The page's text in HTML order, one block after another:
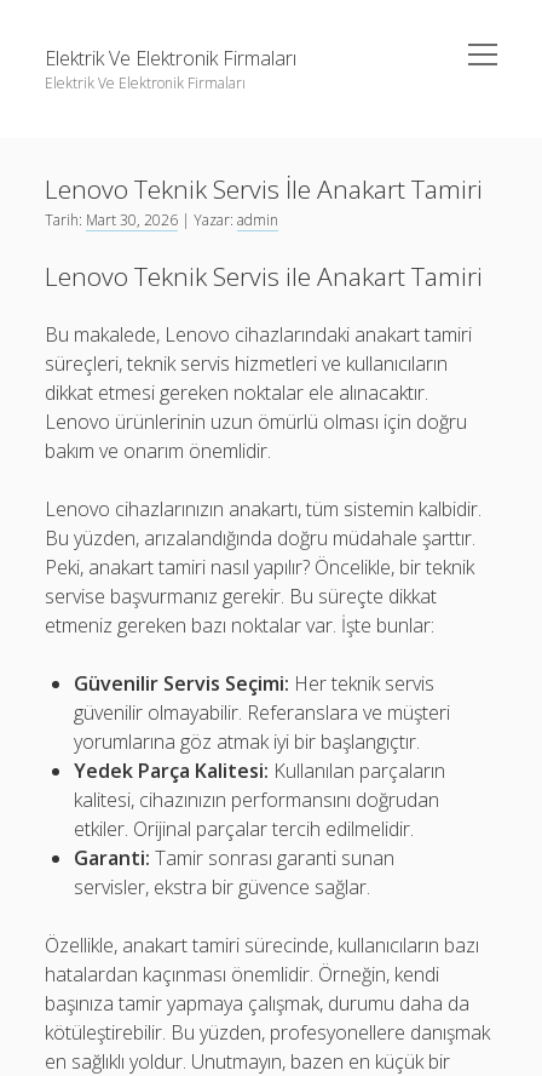
Elektrik Ve Elektronik Firmaları
Elektrik Ve Elektronik Firmaları
menüyü
aç
Instagram Beğeni Hilesi Bedava Şifresiz
Instagram Gizli Hesap Görme Forumu
Liste
Instagram Beğeni Hilesi Bedava Şifresiz
Instagram Gizli Hesap Görme Forumu
Liste
Sayfa Listesi
Lenovo Teknik Servis İle Anakart Tamiri
Tarih: Mart 30, 2026 | Yazar:admin
Lenovo Teknik Servis ile Anakart Tamiri
Bu makalede, Lenovo cihazlarındaki anakart tamiri
süreçleri, teknik servis hizmetleri ve kullanıcıların
dikkat etmesi gereken noktalar ele alınacaktır.
Lenovo ürünlerinin uzun ömürlü olması için doğru
bakım ve onarım önemlidir.
Lenovo cihazlarınızın anakartı, tüm sistemin kalbidir.
Bu yüzden, arızalandığında doğru müdahale şarttır.
Peki, anakart tamiri nasıl yapılır? Öncelikle, bir teknik
servise başvurmanız gerekir. Bu süreçte dikkat
etmeniz gereken bazı noktalar var. İşte bunlar:
Güvenilir Servis Seçimi: Her teknik servis
güvenilir olmayabilir. Referanslara ve müşteri
yorumlarına göz atmak iyi bir başlangıçtır.
Yedek Parça Kalitesi: Kullanılan parçaların
kalitesi, cihazınızın performansını doğrudan
etkiler. Orijinal parçalar tercih edilmelidir.
Garanti: Tamir sonrası garanti sunan
servisler, ekstra bir güvence sağlar.
Özellikle, anakart tamiri sürecinde, kullanıcıların bazı
hatalardan kaçınması önemlidir. Örneğin, kendi
başınıza tamir yapmaya çalışmak, durumu daha da
kötüleştirebilir. Bu yüzden, profesyonellere danışmak
en sağlıklı yoldur. Unutmayın, bazen en küçük bir